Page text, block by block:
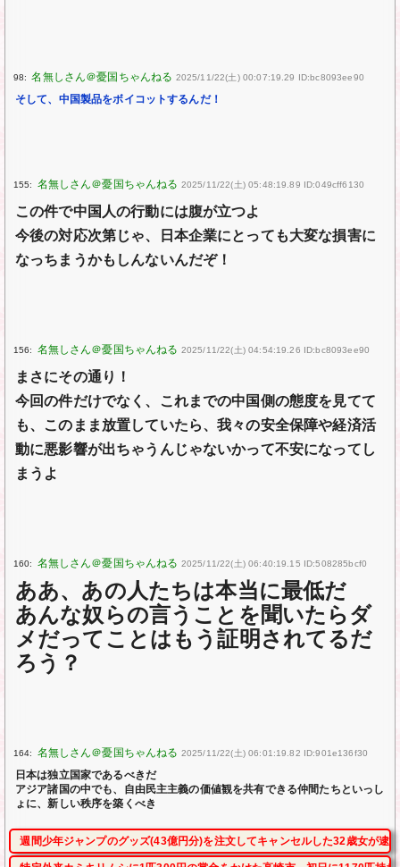
98: 2025/11/22(土) 00:07:19.29 ID:bc8093ee90
そして、中国製品をボイコットするんだ！
155: 2025/11/22(土) 05:48:19.89 ID:049cff6130
この件で中国人の行動には腹が立つよ
今後の対応次第じゃ、日本企業にとっても大変な損害に
なっちまうかもしんないんだぞ！
156: 2025/11/22(土) 04:54:19.26 ID:bc8093ee90
まさにその通り！
今回の件だけでなく、これまでの中国側の態度を見てて
も、このまま放置していたら、我々の安全保障や経済活
動に悪影響が出ちゃうんじゃないかって不安になってし
まうよ
160: 2025/11/22(土) 06:40:19.15 ID:508285bcf0
ああ、あの人たちは本当に最低だ
あんな奴らの言うことを聞いたらダ
メだってことはもう証明されてるだ
ろう？
164: 2025/11/22(土) 06:01:19.82 ID:901e136f30
日本は独立国家であるべきだ
アジア諸国の中でも、自由民主主義の価値観を共有できる仲間たちといっし
ょに、新しい秩序を築くべき
週間少年ジャンプのグッズ(43億円分)を注文してキャンセルした32歳女が逮捕